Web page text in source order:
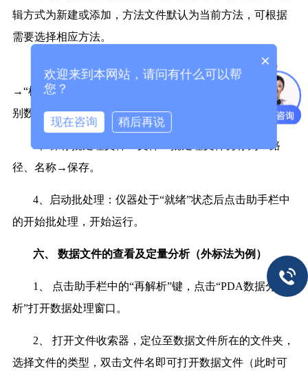
辑方式为新建或添加，方法文件默认为当前方法，可根据
需要选择相应方法。
2、根据提示逐步输入“开始样品编号”、“进样体积”
→“样品组数” →标准样品“数据文件路径、名称”、“校正级
别数”、“重复进样次数”未知样品的信息。填写后“完成”。
3、保存批处理文件：文件→批处理文件另存为→路
径、名称→保存。
4、启动批处理：仪器处于“就绪”状态后点击助手栏中
的开始批处理，开始运行。
六、 数据文件的查看及定量分析（外标法为例）
1、 点击助手栏中的“再解析”键，点击“PDA数据分
析”打开数据处理窗口。
2、 打开文件收索器，定位至数据文件所在的文件夹，
选择文件的类型，双击文件名即可打开数据文件（此时可
×
欢迎来到本网站，请问有什么可以帮
您？
现在咨询 稍后再说